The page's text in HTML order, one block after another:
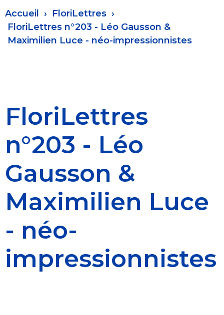
Fil
d'Ariane
Accueil
FloriLettres
FloriLettres n°203 - Léo Gausson &
Maximilien Luce - néo-impressionnistes
FloriLettres
n°203 - Léo
Gausson &
Maximilien Luce
- néo-
impressionnistes